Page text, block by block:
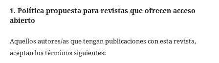
1. Política propuesta para revistas que ofrecen acceso
abierto
Aquellos autores/as que tengan publicaciones con esta revista,
aceptan los términos siguientes: